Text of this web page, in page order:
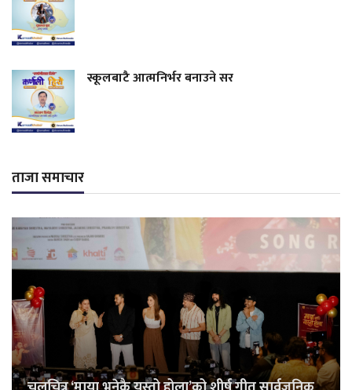
स्कूलबाटै आत्मनिर्भर बनाउने सर
ताजा समाचार